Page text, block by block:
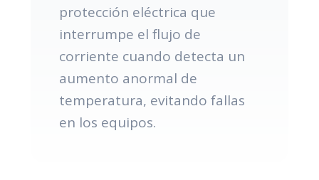
protección eléctrica que
interrumpe el flujo de
corriente cuando detecta un
aumento anormal de
temperatura, evitando fallas
en los equipos.